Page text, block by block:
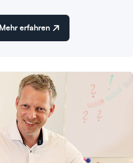
Mehr erfahren